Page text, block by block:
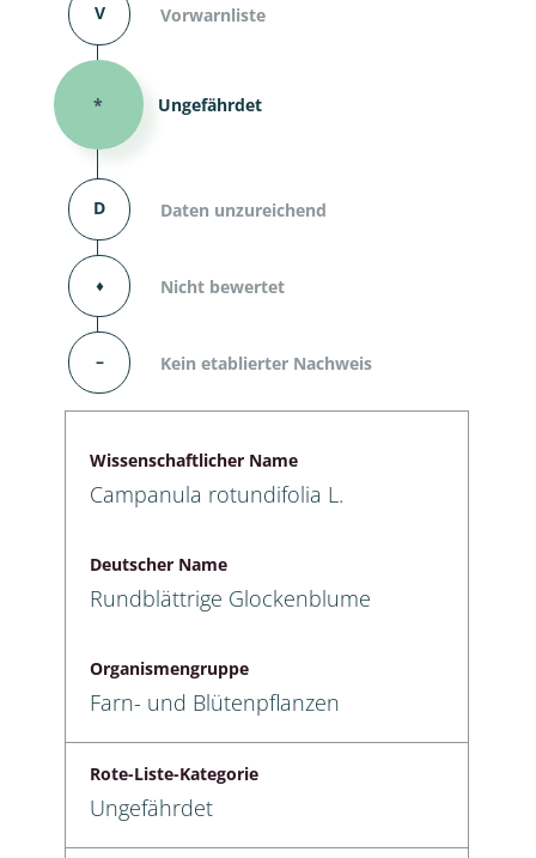
V Vorwarnliste
* Ungefährdet
D Daten unzureichend
⬧ Nicht bewertet
– Kein etablierter Nachweis
Wissenschaftlicher Name
Campanula rotundifolia L.
Deutscher Name
Rundblättrige Glockenblume
Organismengruppe
Farn- und Blütenpflanzen
Rote-Liste-Kategorie
Ungefährdet